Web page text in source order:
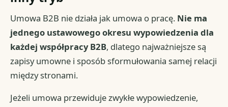
Umowa B2B nie działa jak umowa o pracę. Nie ma
jednego ustawowego okresu wypowiedzenia dla
każdej współpracy B2B, dlatego najważniejsze są
zapisy umowne i sposób sformułowania samej relacji
między stronami.
Jeżeli umowa przewiduje zwykłe wypowiedzenie,